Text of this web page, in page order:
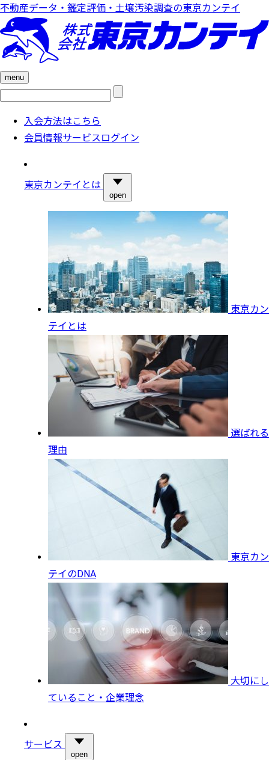
不動産データ・鑑定評価・土壌汚染調査の東京カンテイ
menu
検
入会方法はこちら
会員情報サービスログイン
東京カンテイとは
open
東京カン
テイとは
選ばれる
理由
東京カン
テイのDNA
大切にし
ていること・企業理念
サービス
open